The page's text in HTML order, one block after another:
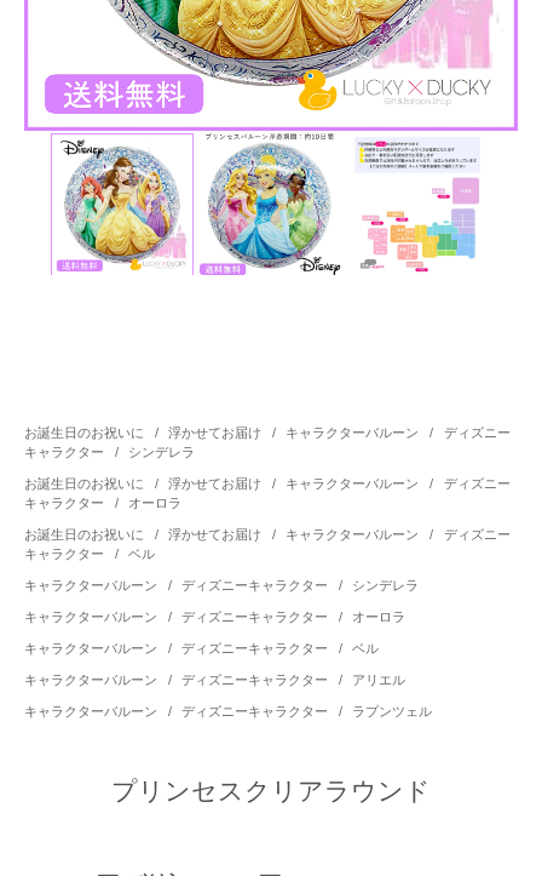
お誕生日のお祝いに / 浮かせてお届け / キャラクターバルーン /
ディズニー
キャラクター
/ シンデレラ
お誕生日のお祝いに / 浮かせてお届け / キャラクターバルーン /
ディズニー
キャラクター
/ オーロラ
お誕生日のお祝いに / 浮かせてお届け / キャラクターバルーン /
ディズニー
キャラクター
/ ベル
キャラクターバルーン / ディズニーキャラクター / シンデレラ
キャラクターバルーン / ディズニーキャラクター / オーロラ
キャラクターバルーン / ディズニーキャラクター / ベル
キャラクターバルーン / ディズニーキャラクター / アリエル
キャラクターバルーン / ディズニーキャラクター / ラプンツェル
プリンセスクリアラウンド